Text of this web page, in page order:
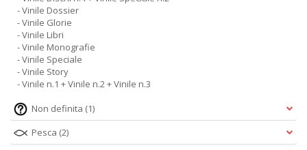
- Vinile Dossier
- Vinile Glorie
- Vinile Libri
- Vinile Monografie
- Vinile Speciale
- Vinile Story
- Vinile n.1 + Vinile n.2 + Vinile n.3
Non definita (1)
Pesca (2)